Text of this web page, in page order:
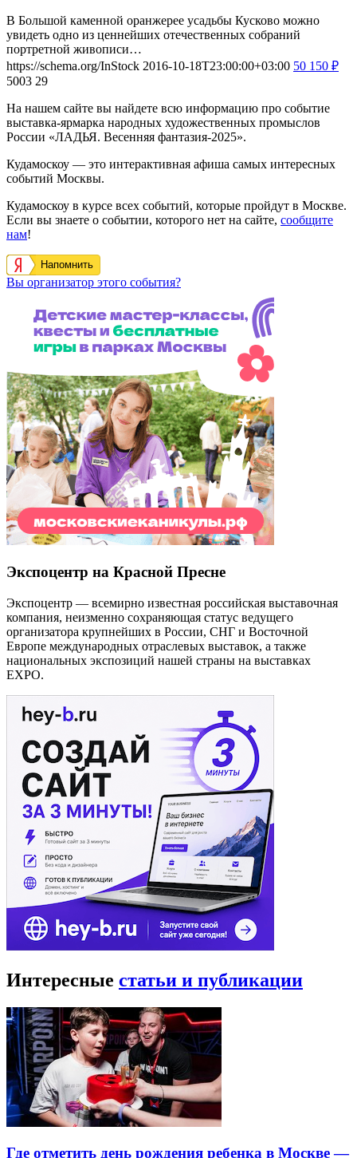
В Большой каменной оранжерее усадьбы Кусково можно
увидеть одно из ценнейших отечественных собраний
портретной живописи…
https://schema.org/InStock 2016-10-18T23:00:00+03:00 50 150 ₽
5003 29
На нашем сайте вы найдете всю информацию про событие
выставка-ярмарка народных художественных промыслов
России «ЛАДЬЯ. Весенняя фантазия-2025».
Кудамоскоу — это интерактивная афиша самых интересных
событий Москвы.
Кудамоскоу в курсе всех событий, которые пройдут в Москве.
Если вы знаете о событии, которого нет на сайте, сообщите
нам!
Напомнить
Вы организатор этого события?
Экспоцентр на Красной Пресне
Экспоцентр — всемирно известная российская выставочная
компания, неизменно сохраняющая статус ведущего
организатора крупнейших в России, СНГ и Восточной
Европе международных отраслевых выставок, а также
национальных экспозиций нашей страны на выставках
EXPO.
Интересные статьи и публикации
Где отметить день рождения ребенка в Москве —